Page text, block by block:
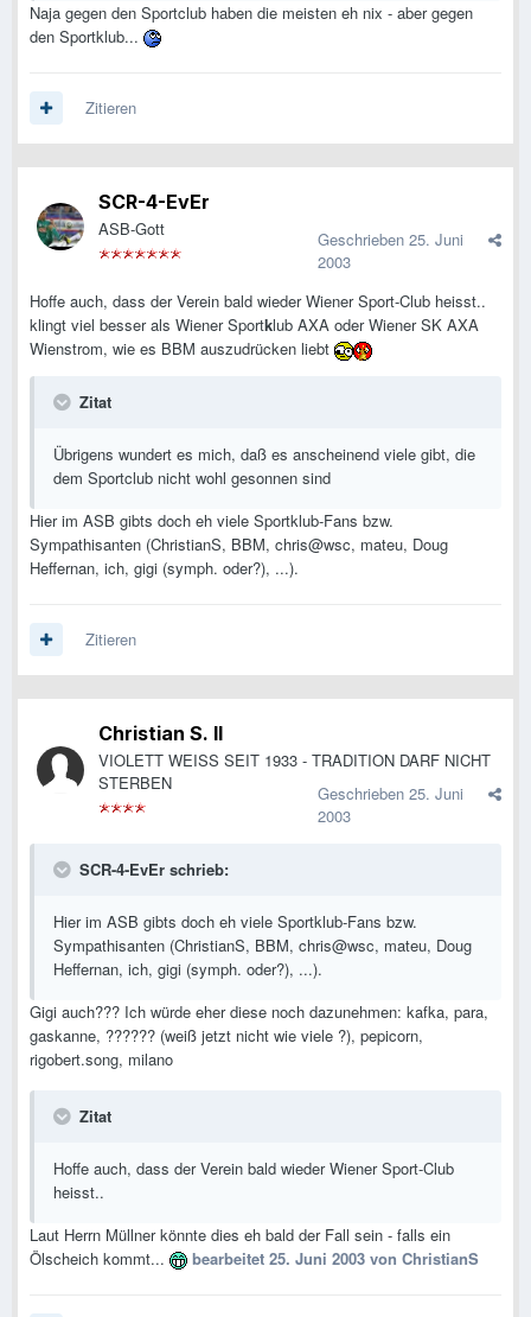
Naja gegen den Sportclub haben die meisten eh nix - aber gegen
den Sportklub...
Zitieren
SCR-4-EvEr
ASB-Gott Geschrieben 25. Juni
2003
Hoffe auch, dass der Verein bald wieder Wiener Sport-Club heisst..
klingt viel besser als Wiener Sportklub AXA oder Wiener SK AXA
Wienstrom, wie es BBM auszudrücken liebt
Zitat
Übrigens wundert es mich, daß es anscheinend viele gibt, die
dem Sportclub nicht wohl gesonnen sind
Hier im ASB gibts doch eh viele Sportklub-Fans bzw.
Sympathisanten (ChristianS, BBM, chris@wsc, mateu, Doug
Heffernan, ich, gigi (symph. oder?), ...).
Zitieren
Christian S. II
VIOLETT WEISS SEIT 1933 - TRADITION DARF NICHT
STERBEN
Geschrieben 25. Juni
2003
SCR-4-EvEr schrieb:
Hier im ASB gibts doch eh viele Sportklub-Fans bzw.
Sympathisanten (ChristianS, BBM, chris@wsc, mateu, Doug
Heffernan, ich, gigi (symph. oder?), ...).
Gigi auch??? Ich würde eher diese noch dazunehmen: kafka, para,
gaskanne, ?????? (weiß jetzt nicht wie viele ?), pepicorn,
rigobert.song, milano
Zitat
Hoffe auch, dass der Verein bald wieder Wiener Sport-Club
heisst..
Laut Herrn Müllner könnte dies eh bald der Fall sein - falls ein
Ölscheich kommt...
bearbeitet 25. Juni 2003 von ChristianS